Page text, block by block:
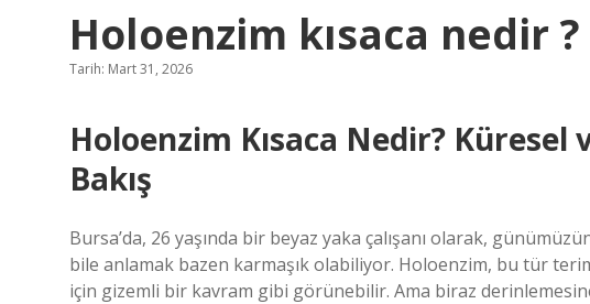
Holoenzim kısaca nedir ?
Tarih: Mart 31, 2026
Holoenzim Kısaca Nedir?
Bakış
Bursa’da, 26 yaşında bir beyaz yaka çalışanı olarak,
bile anlamak bazen karmaşık olabiliyor. Holoenzim, bu tür
için gizemli bir kavram gibi görünebilir. Ama biraz